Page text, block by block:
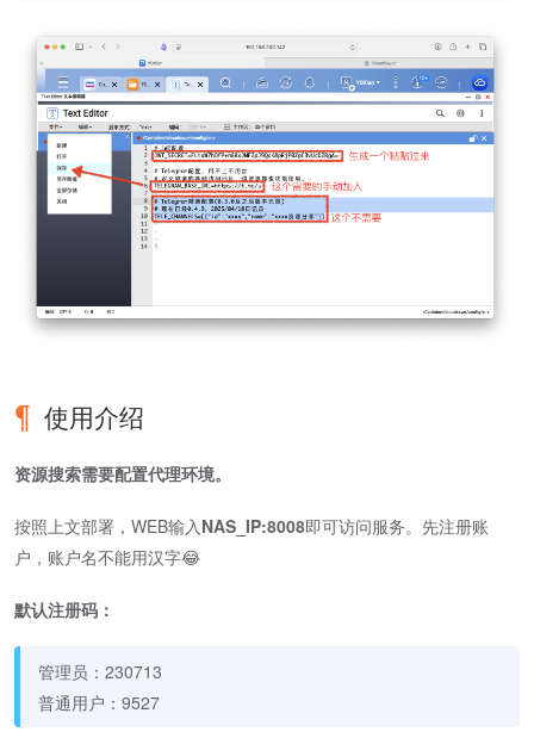
使用介绍
资源搜索需要配置代理环境。
按照上文部署，WEB输入NAS_IP:8008即可访问服务。先注册账
户，账户名不能用汉字😂
默认注册码：
管理员：230713
普通用户：9527